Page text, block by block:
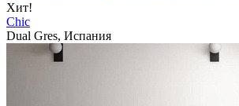
Хит!
Chic
Dual Gres, Испания